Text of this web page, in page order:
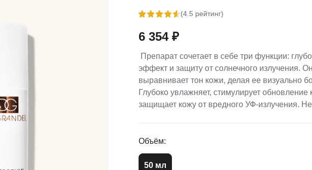
(4.5 рейтинг)
6 354 ₽
Препарат сочетает в себе три функции:
эффект и защиту от солнечного излучения.
выравнивает тон кожи, делая ее визуально
Глубоко увлажняет, стимулирует
защищает кожу от вредного УФ-излучения.
Объём:
50 мл